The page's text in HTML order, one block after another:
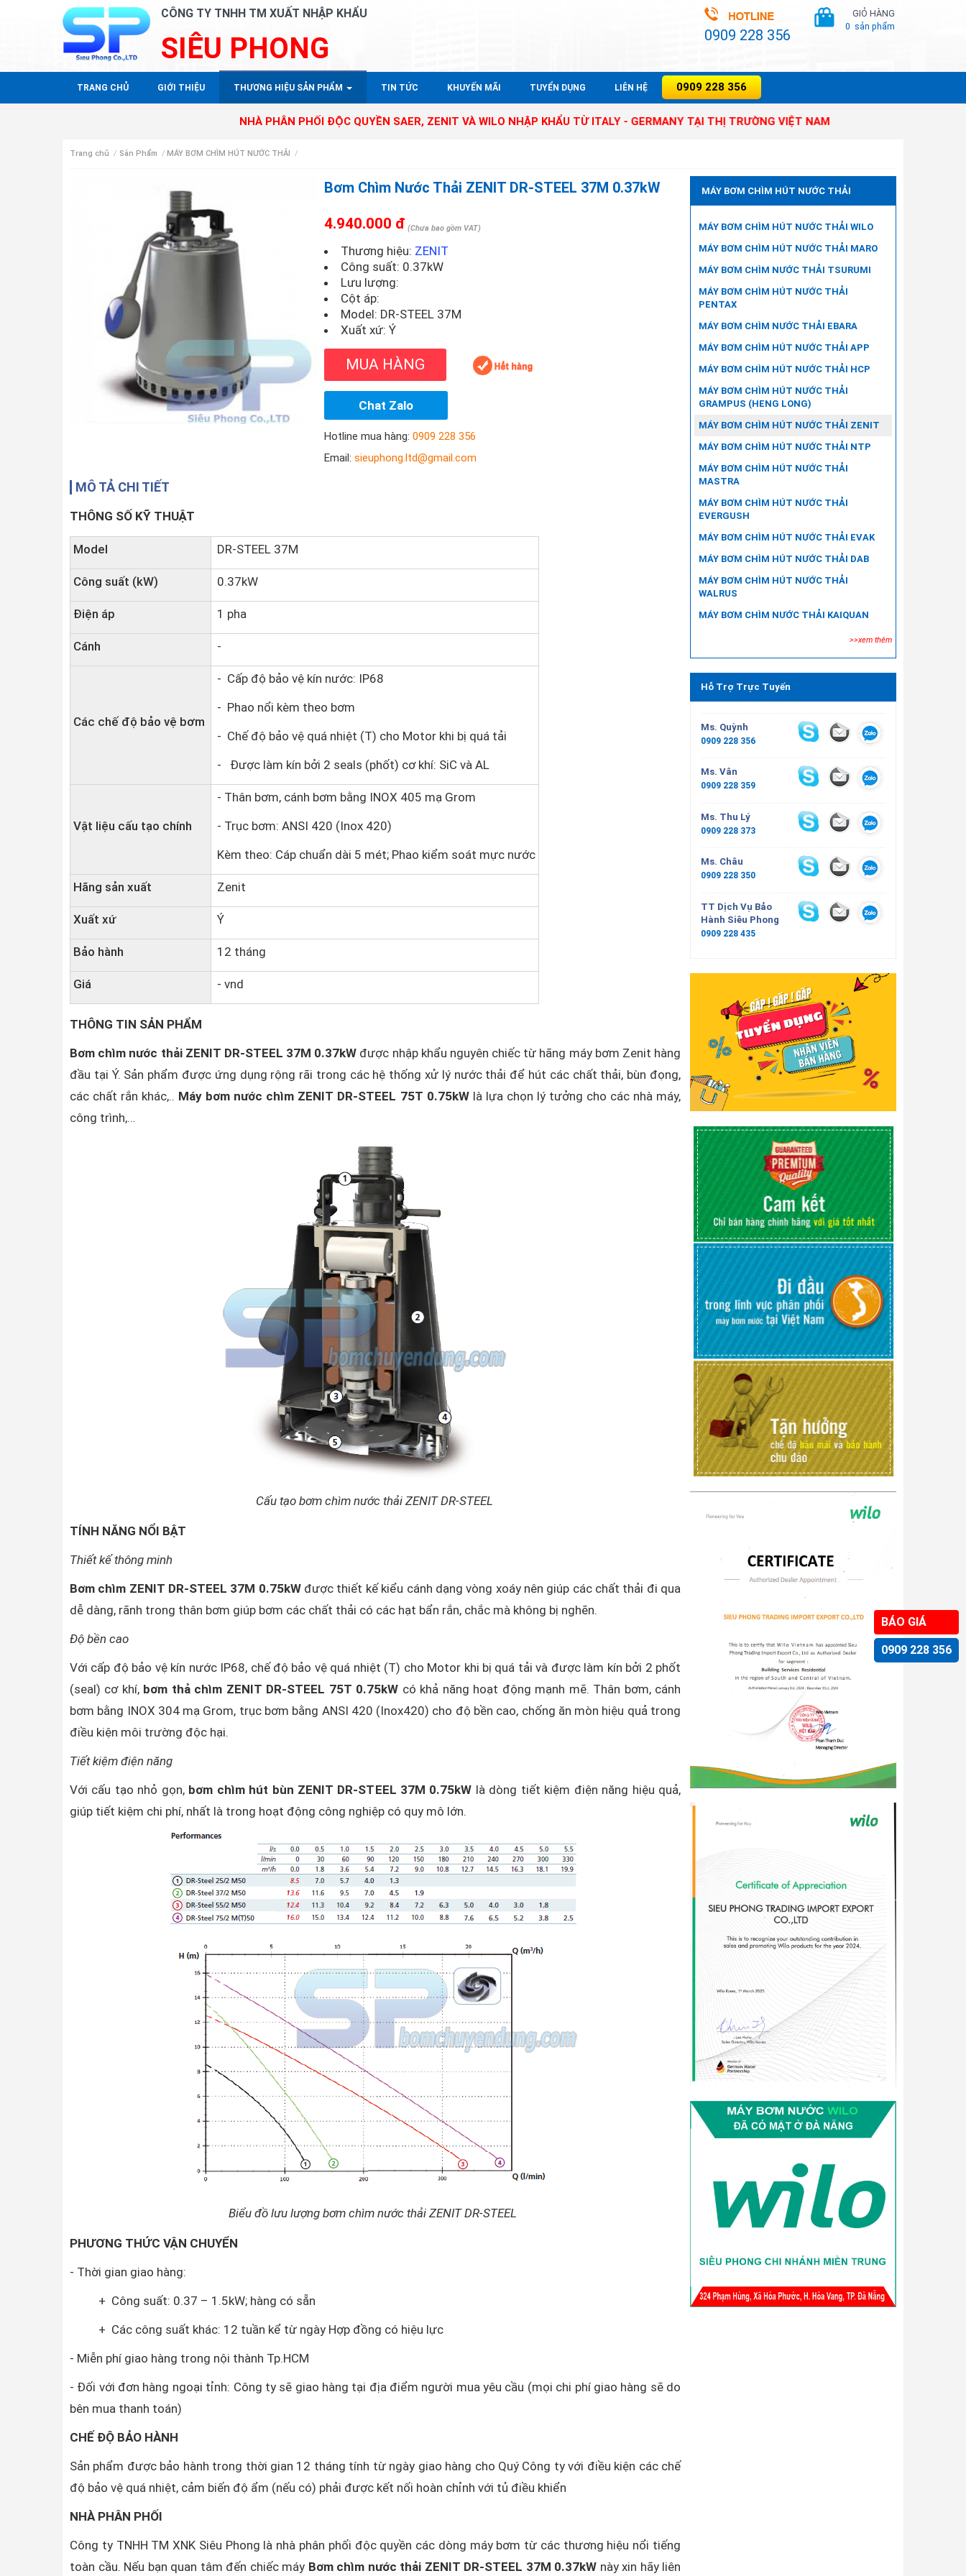
BÁO GIÁ
0909 228 356
CÔNG TY TNHH TM XUẤT NHẬP KHẨU
SIÊU PHONG 0909 228 356
GIỎ HÀNG
0 sản phẩm
TRANG CHỦ GIỚI THIỆU THƯƠNG HIỆU SẢN PHẨM TIN TỨC KHUYẾN MÃI TUYỂN DỤNG LIÊN HỆ 0909 228 356
NHÀ PHÂN PHỐI ĐỘC QUYỀN SAER, ZENIT VÀ WILO NHẬP KHẨU TỪ ITALY - GERMANY TẠI THỊ TRƯỜNG VIỆT NAM
Trang chủ / Sản Phẩm / MÁY BƠM CHÌM HÚT NƯỚC THẢI /
Bơm Chìm Nước Thải ZENIT DR-STEEL 37M 0.37kW
4.940.000 đ (Chưa bao gồm VAT)
Thương hiệu: ZENIT
Công suất: 0.37kW
Lưu lượng:
Cột áp:
Model: DR-STEEL 37M
Xuất xứ: Ý
MUA HÀNG
Chat Zalo
Hotline mua hàng:0909 228 356
Email:sieuphong.ltd@gmail.com
MÔ TẢ CHI TIẾT
THÔNG SỐ KỸ THUẬT
Model DR-STEEL 37M
Công suất (kW) 0.37kW
Điện áp 1 pha
Cánh -
Các chế độ bảo vệ bơm
- Cấp độ bảo vệ kín nước: IP68
- Phao nổi kèm theo bơm
- Chế độ bảo vệ quá nhiệt (T) cho Motor khi bị quá tải
- Được làm kín bởi 2 seals (phốt) cơ khí: SiC và AL
Vật liệu cấu tạo chính
- Thân bơm, cánh bơm bằng INOX 405 mạ Grom
- Trục bơm: ANSI 420 (Inox 420)
Kèm theo: Cáp chuẩn dài 5 mét; Phao kiểm soát mực nước
Hãng sản xuất Zenit
Xuất xứ Ý
Bảo hành 12 tháng
Giá - vnd
THÔNG TIN SẢN PHẨM
Bơm chìm nước thải ZENIT DR-STEEL 37M 0.37kW được nhập khẩu nguyên chiếc từ hãng máy bơm Zenit hàng
đầu tại Ý. Sản phẩm được ứng dụng rộng rãi trong các hệ thống xử lý nước thải để hút các chất thải, bùn đọng,
các chất rắn khác,.. Máy bơm nước chìm ZENIT DR-STEEL 75T 0.75kWlà lựa chọn lý tưởng cho các nhà máy,
công trình,…
Cấu tạo bơm chìm nước thải ZENIT DR-STEEL
TÍNH NĂNG NỔI BẬT
Thiết kế thông minh
Bơm chìm ZENIT DR-STEEL 37M 0.75kWđược thiết kế kiểu cánh dạng vòng xoáy nên giúp các chất thải đi qua
dễ dàng, rãnh trong thân bơm giúp bơm các chất thải có các hạt bẩn rắn, chắc mà không bị nghẽn.
Độ bền cao
Với cấp độ bảo vệ kín nước IP68, chế độ bảo vệ quá nhiệt (T) cho Motor khi bị quá tải và được làm kín bởi 2 phốt
(seal) cơ khí, bơm thả chìm ZENIT DR-STEEL 75T 0.75kW có khả năng hoạt động mạnh mẽ. Thân bơm, cánh
bơm bằng INOX 304 mạ Grom, trục bơm bằng ANSI 420 (Inox420) cho độ bền cao, chống ăn mòn hiệu quả trong
điều kiện môi trường độc hại.
Tiết kiệm điện năng
Với cấu tạo nhỏ gọn, bơm chìm hút bùn ZENIT DR-STEEL 37M 0.75kW là dòng tiết kiệm điện năng hiệu quả,
giúp tiết kiệm chi phí, nhất là trong hoạt động công nghiệp có quy mô lớn.
Biểu đồ lưu lượng bơm chìm nước thải ZENIT DR-STEEL
PHƯƠNG THỨC VẬN CHUYỂN
- Thời gian giao hàng:
+ Công suất: 0.37 – 1.5kW; hàng có sẵn
+ Các công suất khác: 12 tuần kể từ ngày Hợp đồng có hiệu lực
- Miễn phí giao hàng trong nội thành Tp.HCM
- Đối với đơn hàng ngoại tỉnh: Công ty sẽ giao hàng tại địa điểm người mua yêu cầu (mọi chi phí giao hàng sẽ do
bên mua thanh toán)
CHẾ ĐỘ BẢO HÀNH
Sản phẩm được bảo hành trong thời gian 12 tháng tính từ ngày giao hàng cho Quý Công ty với điều kiện các chế
độ bảo vệ quá nhiệt, cảm biến độ ẩm (nếu có) phải được kết nối hoàn chỉnh với tủ điều khiển
NHÀ PHÂN PHỐI
Công ty TNHH TM XNK Siêu Phong là nhà phân phối độc quyền các dòng máy bơm từ các thương hiệu nổi tiếng
toàn cầu. Nếu bạn quan tâm đến chiếc máy Bơm chìm nước thải ZENIT DR-STEEL 37M 0.37kW này xin hãy liên
MÁY BƠM CHÌM HÚT NƯỚC THẢI
MÁY BƠM CHÌM HÚT NƯỚC THẢI WILO
MÁY BƠM CHÌM HÚT NƯỚC THẢI MARO
MÁY BƠM CHÌM NƯỚC THẢI TSURUMI
MÁY BƠM CHÌM HÚT NƯỚC THẢI
PENTAX
MÁY BƠM CHÌM NƯỚC THẢI EBARA
MÁY BƠM CHÌM HÚT NƯỚC THẢI APP
MÁY BƠM CHÌM HÚT NƯỚC THẢI HCP
MÁY BƠM CHÌM HÚT NƯỚC THẢI
GRAMPUS (HENG LONG)
MÁY BƠM CHÌM HÚT NƯỚC THẢI ZENIT
MÁY BƠM CHÌM HÚT NƯỚC THẢI NTP
MÁY BƠM CHÌM HÚT NƯỚC THẢI
MASTRA
MÁY BƠM CHÌM HÚT NƯỚC THẢI
EVERGUSH
MÁY BƠM CHÌM HÚT NƯỚC THẢI EVAK
MÁY BƠM CHÌM HÚT NƯỚC THẢI DAB
MÁY BƠM CHÌM HÚT NƯỚC THẢI
WALRUS
MÁY BƠM CHÌM NƯỚC THẢI KAIQUAN
>>xem thêm
Hỗ Trợ Trực Tuyến
Ms. Quỳnh
0909 228 356
Ms. Vân
0909 228 359
Ms. Thu Lý
0909 228 373
Ms. Châu
0909 228 350
TT Dịch Vụ Bảo
Hành Siêu Phong
0909 228 435